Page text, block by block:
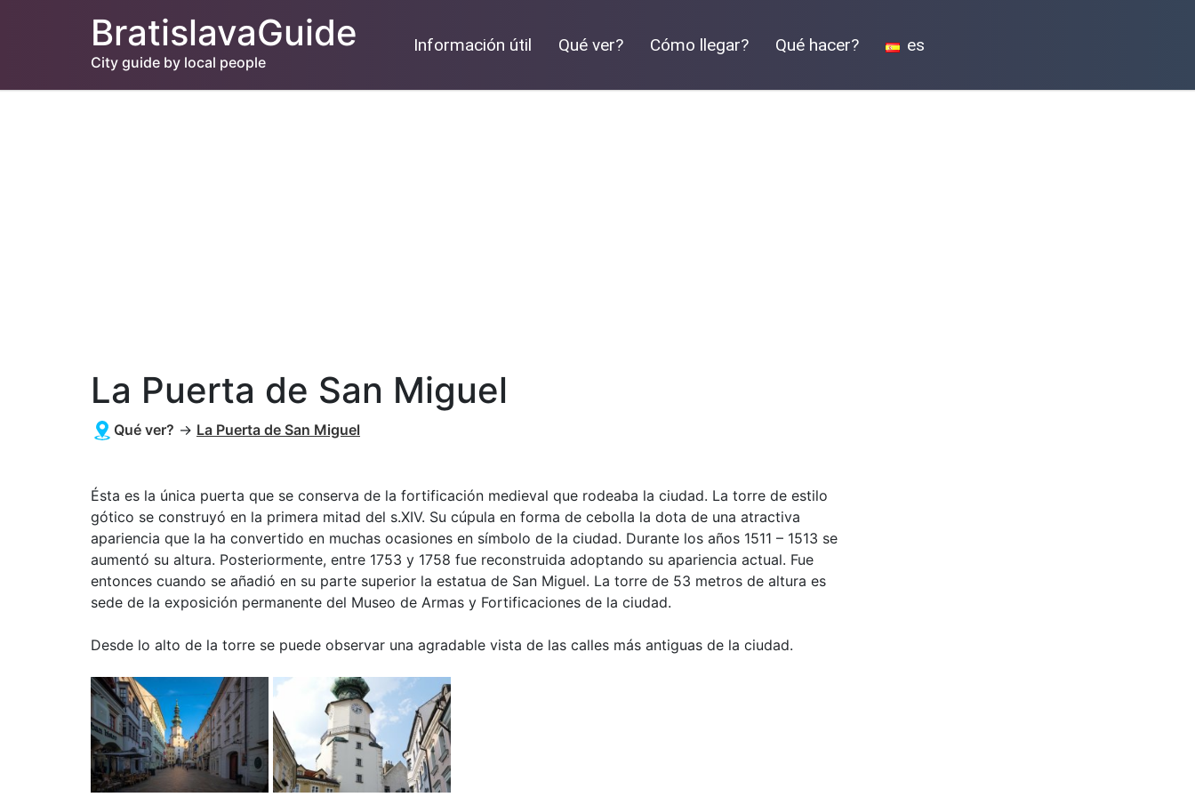
BratislavaGuide
City guide by local people
Información útil Qué ver? Cómo llegar? Qué hacer? es
La Puerta de San Miguel
Qué ver? → La Puerta de San Miguel
Ésta es la única puerta que se conserva de la fortificación medieval que rodeaba la ciudad. La torre de estilo
gótico se construyó en la primera mitad del s.XIV. Su cúpula en forma de cebolla la dota de una atractiva
apariencia que la ha convertido en muchas ocasiones en símbolo de la ciudad. Durante los años 1511 – 1513 se
aumentó su altura. Posteriormente, entre 1753 y 1758 fue reconstruida adoptando su apariencia actual. Fue
entonces cuando se añadió en su parte superior la estatua de San Miguel. La torre de 53 metros de altura es
sede de la exposición permanente del Museo de Armas y Fortificaciones de la ciudad.
Desde lo alto de la torre se puede observar una agradable vista de las calles más antiguas de la ciudad.